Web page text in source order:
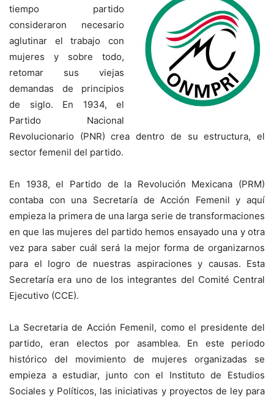
tiempo partido
consideraron necesario
aglutinar el trabajo con
mujeres y sobre todo,
retomar sus viejas
demandas de principios
de siglo. En 1934, el
Partido Nacional
Revolucionario (PNR) crea dentro de su estructura, el
sector femenil del partido.
En 1938, el Partido de la Revolución Mexicana (PRM)
contaba con una Secretaría de Acción Femenil y aquí
empieza la primera de una larga serie de transformaciones
en que las mujeres del partido hemos ensayado una y otra
vez para saber cuál será la mejor forma de organizarnos
para el logro de nuestras aspiraciones y causas. Esta
Secretaría era uno de los integrantes del Comité Central
Ejecutivo (CCE).
La Secretaria de Acción Femenil, como el presidente del
partido, eran electos por asamblea. En este periodo
histórico del movimiento de mujeres organizadas se
empieza a estudiar, junto con el Instituto de Estudios
Sociales y Políticos, las iniciativas y proyectos de ley para